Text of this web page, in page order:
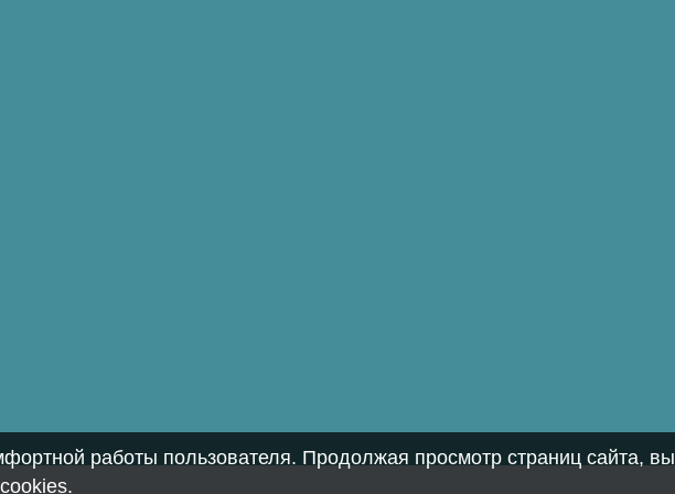
работы пользователя. Продолжая просмотр страниц сайта, вы
.